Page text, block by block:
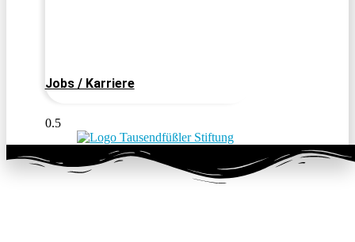
Jobs / Karriere